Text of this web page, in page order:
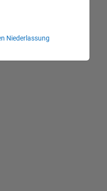
Niederlassung